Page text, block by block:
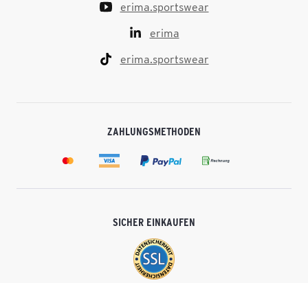
erima.sportswear
erima
erima.sportswear
ZAHLUNGSMETHODEN
SICHER EINKAUFEN